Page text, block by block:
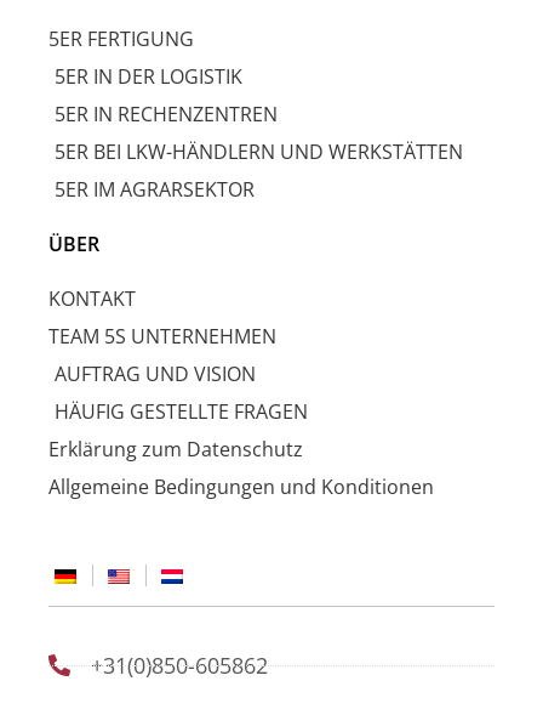
5ER FERTIGUNG
5ER IN DER LOGISTIK
5ER IN RECHENZENTREN
5ER BEI LKW-HÄNDLERN UND WERKSTÄTTEN
5ER IM AGRARSEKTOR
ÜBER
KONTAKT
TEAM 5S UNTERNEHMEN
AUFTRAG UND VISION
HÄUFIG GESTELLTE FRAGEN
Erklärung zum Datenschutz
Allgemeine Bedingungen und Konditionen
+31(0)850-605862